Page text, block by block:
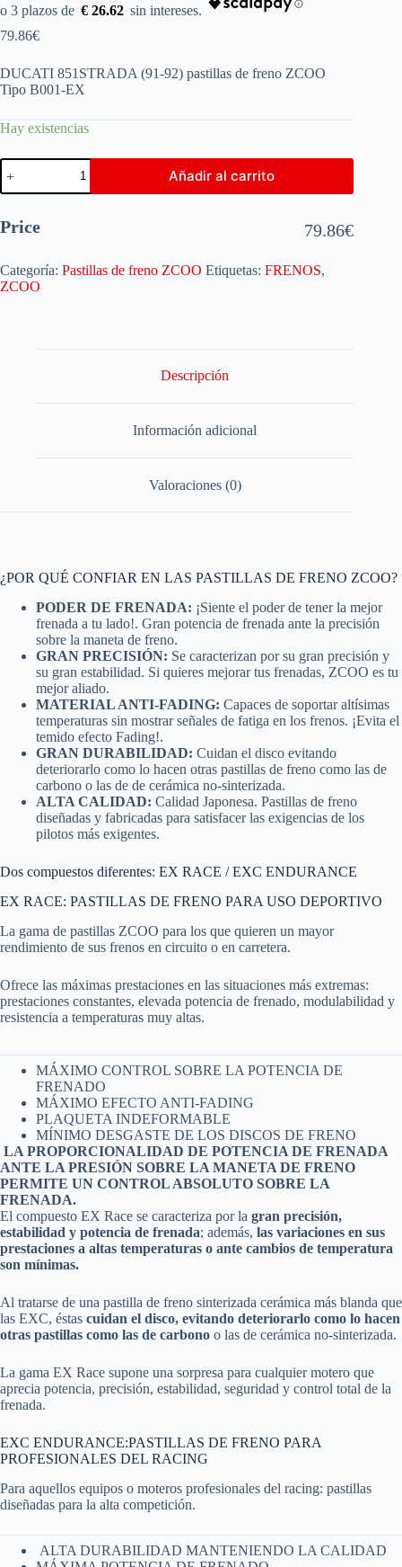
€ 26.62
79.86€
DUCATI 851STRADA (91-92) pastillas de freno ZCOO
Tipo B001-EX
Hay existencias
Añadir al carrito
Price 79.86€
Categoría: Pastillas de freno ZCOO Etiquetas: FRENOS,
ZCOO
Descripción
Información adicional
Valoraciones (0)
¿POR QUÉ CONFIAR EN LAS PASTILLAS DE FRENO ZCOO?
PODER DE FRENADA: ¡Siente el poder de tener la mejor
frenada a tu lado!. Gran potencia de frenada ante la precisión
sobre la maneta de freno.
GRAN PRECISIÓN: Se caracterizan por su gran precisión y
su gran estabilidad. Si quieres mejorar tus frenadas, ZCOO es tu
mejor aliado.
MATERIAL ANTI-FADING: Capaces de soportar altísimas
temperaturas sin mostrar señales de fatiga en los frenos. ¡Evita el
temido efecto Fading!.
GRAN DURABILIDAD: Cuidan el disco evitando
deteriorarlo como lo hacen otras pastillas de freno como las de
carbono o las de de cerámica no-sinterizada.
ALTA CALIDAD: Calidad Japonesa. Pastillas de freno
diseñadas y fabricadas para satisfacer las exigencias de los
pilotos más exigentes.
Dos compuestos diferentes: EX RACE / EXC ENDURANCE
EX RACE: PASTILLAS DE FRENO PARA USO DEPORTIVO
La gama de pastillas ZCOO para los que quieren un mayor
rendimiento de sus frenos en circuito o en carretera.
Ofrece las máximas prestaciones en las situaciones más extremas:
prestaciones constantes, elevada potencia de frenado, modulabilidad y
resistencia a temperaturas muy altas.
MÁXIMO CONTROL SOBRE LA POTENCIA DE
FRENADO
MÁXIMO EFECTO ANTI-FADING
PLAQUETA INDEFORMABLE
MÍNIMO DESGASTE DE LOS DISCOS DE FRENO
LA PROPORCIONALIDAD DE POTENCIA DE FRENADA
ANTE LA PRESIÓN SOBRE LA MANETA DE FRENO
PERMITE UN CONTROL ABSOLUTO SOBRE LA
FRENADA.
El compuesto EX Race se caracteriza por la gran precisión,
estabilidad y potencia de frenada; además, las variaciones en sus
prestaciones a altas temperaturas o ante cambios de temperatura
son mínimas.
Al tratarse de una pastilla de freno sinterizada cerámica más blanda que
las EXC, éstas cuidan el disco, evitando deteriorarlo como lo hacen
otras pastillas como las de carbono o las de cerámica no-sinterizada.
La gama EX Race supone una sorpresa para cualquier motero que
aprecia potencia, precisión, estabilidad, seguridad y control total de la
frenada.
EXC ENDURANCE:PASTILLAS DE FRENO PARA
PROFESIONALES DEL RACING
Para aquellos equipos o moteros profesionales del racing: pastillas
diseñadas para la alta competición.
ALTA DURABILIDAD MANTENIENDO LA CALIDAD